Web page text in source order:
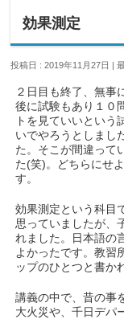
効果測定
投稿日 : 2019年11月27日
２日目も終了、無事
後に試験もあり１０
トを見ていいという
いでやろうとしまし
た。そこが間違って
た(笑)。どちらにせ
す。
効果測定という科目
思っていましたが、
れました。日本語の
よかったです。教習
ップのひとつと書か
講義の中で、昔の事
大火災や、千日デパ